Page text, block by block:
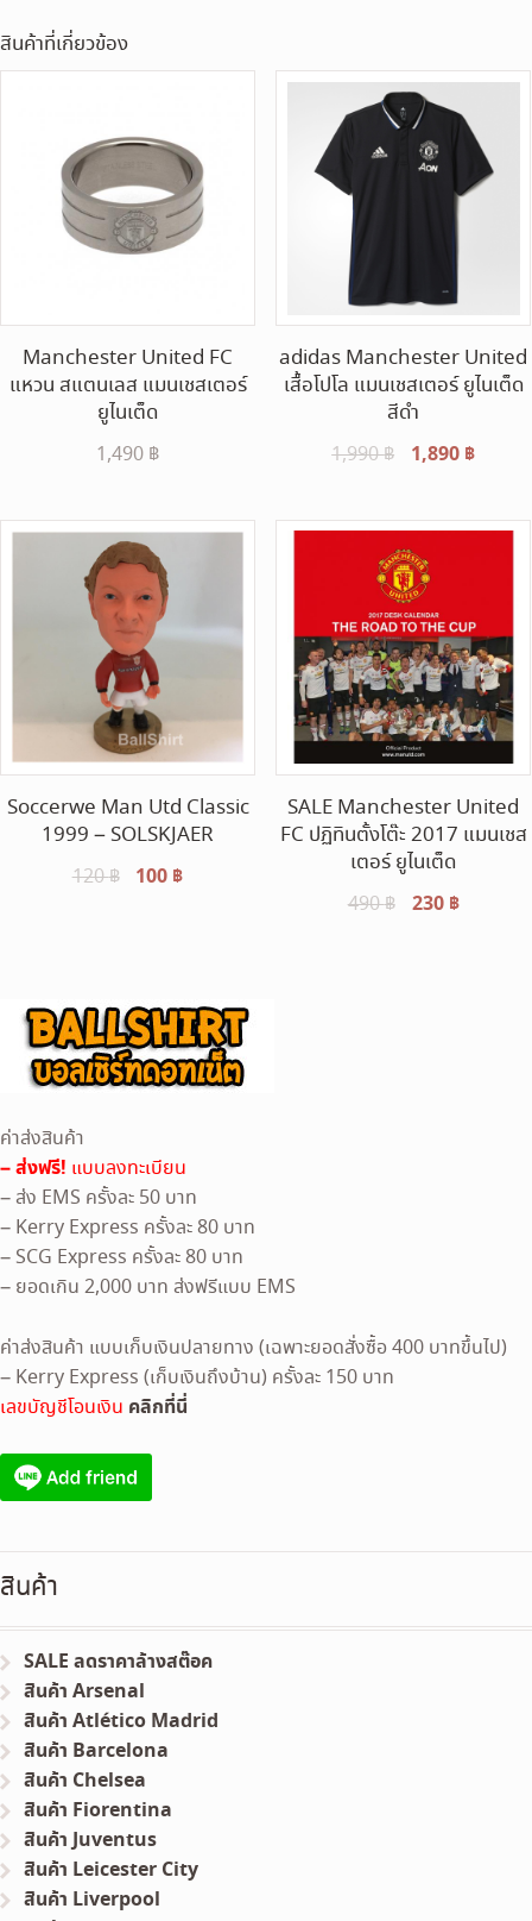
สินค้าที่เกี่ยวข้อง
Manchester United FC
แหวน สแตนเลส แมนเชสเตอร์
ยูไนเต็ด
1,490 ฿
adidas Manchester United
เสื้อโปโล แมนเชสเตอร์ ยูไนเต็ด
สีดำ
1,990฿
Original
was:
1,990 ฿.
1,890 ฿
is:
Soccerwe Man Utd Classic
1999 – SOLSKJAER
120฿
Original
100 ฿Current
SALE Manchester United
FC ปฏิทินตั้งโต๊ะ 2017 แมนเชส
เตอร์ ยูไนเต็ด
490฿
Original
230 ฿Current
ค่าส่งสินค้า
– ส่งฟรี! แบบลงทะเบียน
– ส่ง EMS ครั้งละ 50 บาท
– Kerry Express ครั้งละ 80 บาท
– SCG Express ครั้งละ 80 บาท
– ยอดเกิน 2,000 บาท ส่งฟรีแบบ EMS
ค่าส่งสินค้า แบบเก็บเงินปลายทาง (เฉพาะยอดสั่งซื้อ 400 บาทขึ้นไป)
– Kerry Express (เก็บเงินถึงบ้าน) ครั้งละ 150 บาท
เลขบัญชีโอนเงิน คลิกที่นี่
สินค้า
SALE ลดราคาล้างสต๊อค
สินค้า Arsenal
สินค้า Atlético Madrid
สินค้า Barcelona
สินค้า Chelsea
สินค้า Fiorentina
สินค้า Juventus
สินค้า Leicester City
สินค้า Liverpool